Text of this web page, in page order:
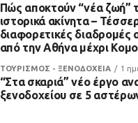
Πώς αποκτούν “νέα ζωή”
ιστορικά ακίνητα –
διαφορετικές διαδρομές
από την Αθήνα μέχρι
ΤΟΥΡΙΣΜΟΣ - ΞΕΝΟΔΟΧΕΙΑ 1
“Στα σκαριά” νέο έργο
ξενοδοχείου σε 5